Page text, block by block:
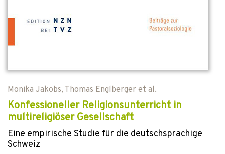
Monika Jakobs, Thomas Englberger et al.
Konfessioneller Religionsunterricht in
multireligiöser Gesellschaft
Eine empirische Studie für die deutschsprachige
Schweiz